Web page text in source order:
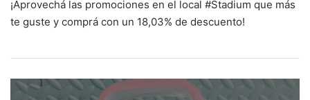
¡Aprovechá las promociones en el local #Stadium que más
te guste y comprá con un 18,03% de descuento!